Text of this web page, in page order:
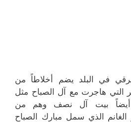
في البلد يضم أخلاطاً من
التي هاجرت مع آل الصباح مثل
أيضاً بيت آل نصف وهم من
الذي سمل مبارك الصباح